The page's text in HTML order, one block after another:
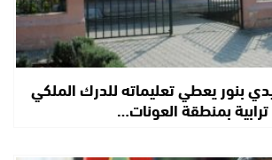
بنور يعطي تعليماته للدرك الملكي
بمنطقة العونات…